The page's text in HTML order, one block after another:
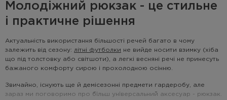
Молодіжний рюкзак - це стильне
і практичне рішення
Актуальність використання більшості речей багато в чому
залежить від сезону: літні футболки не вийде носити взимку (хіба
що під толстовку або світшоти), а легкі весняні речі не принесуть
бажаного комфорту сирою і прохолодною осінню.
Звичайно, існують ще й демісезонні предмети гардеробу, але
зараз ми поговоримо про більш універсальний аксесуар - рюкзак.